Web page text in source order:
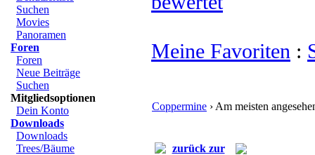
Suchen
Movies
Panoramen
Foren
Foren
Neue Beiträge
Suchen
Mitgliedsoptionen
Dein Konto
Downloads
Downloads
Trees/Bäume
Meine Favoriten :
Coppermine › Am meisten